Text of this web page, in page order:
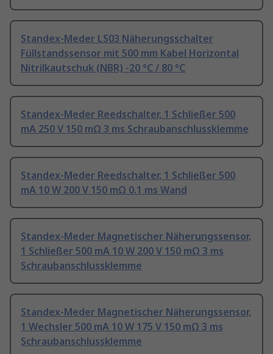
Standex-Meder LS03 Näherungsschalter
Füllstandssensor mit 500 mm Kabel Horizontal
Nitrilkautschuk (NBR) -20 °C / 80 °C
Standex-Meder Reedschalter, 1 Schließer 500
mA 250 V 150 mΩ 3 ms Schraubanschlussklemme
Standex-Meder Reedschalter, 1 Schließer 500
mA 10 W 200 V 150 mΩ 0.1 ms Wand
Standex-Meder Magnetischer Näherungssensor,
1 Schließer 500 mA 10 W 200 V 150 mΩ 3 ms
Schraubanschlussklemme
Standex-Meder Magnetischer Näherungssensor,
1 Wechsler 500 mA 10 W 175 V 150 mΩ 3 ms
Schraubanschlussklemme